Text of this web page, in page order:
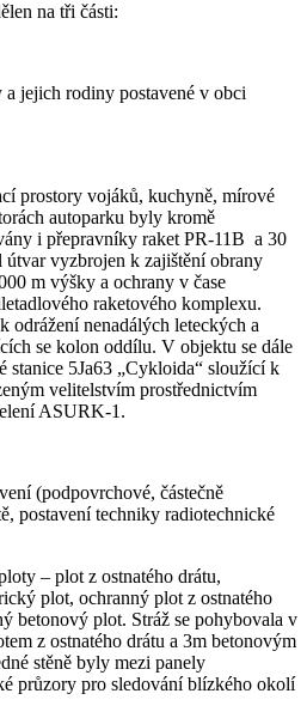
na tři části:
jejich rodiny postavené v obci
prostory vojáků, kuchyně, mírové
autoparku byly kromě
i přepravníky raket PR-11B a 30
vyzbrojen k zajištění obrany
m výšky a ochrany v čase
raketového komplexu.
nenadálých leteckých a
se kolon oddílu. V objektu se dále
stanice 5Ja63 „Cykloida“ sloužící k
velitelstvím prostřednictvím
ASURK-1.
(podpovrchové, částečně
postavení techniky radiotechnické
– plot z ostnatého drátu,
plot, ochranný plot z ostnatého
betonový plot. Stráž se pohybovala v
z ostnatého drátu a 3m betonovým
stěně byly mezi panely
průzory pro sledování blízkého okolí